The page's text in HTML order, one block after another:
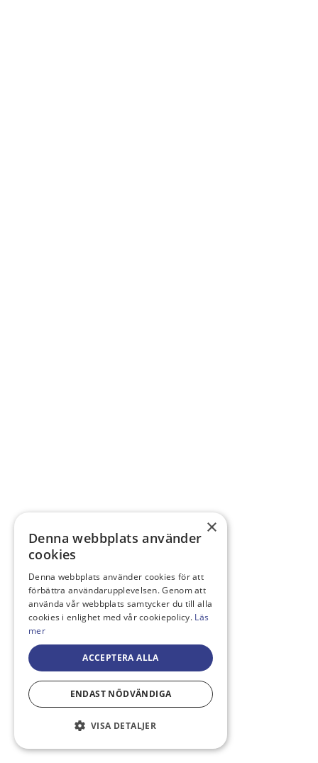
×
Denna webbplats använder
cookies
Denna webbplats använder cookies för att
förbättra användarupplevelsen. Genom att
använda vår webbplats samtycker du till alla
cookies i enlighet med vår cookiepolicy. Läs
mer
ACCEPTERA ALLA
ENDAST NÖDVÄNDIGA
VISA DETALJER